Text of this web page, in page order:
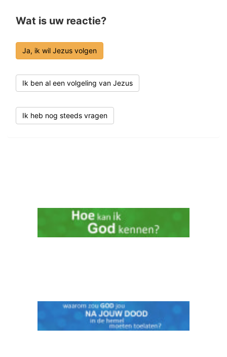
Wat is uw reactie?
Ja, ik wil Jezus volgen
Ik ben al een volgeling van Jezus
Ik heb nog steeds vragen